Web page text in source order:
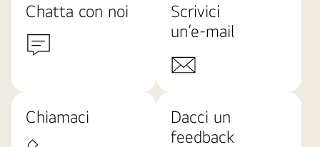
Chatta con noi
Scrivici
un’e-mail
Chiamaci
Dacci un
feedback